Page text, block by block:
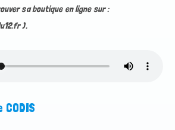
sa boutique en ligne sur :
).